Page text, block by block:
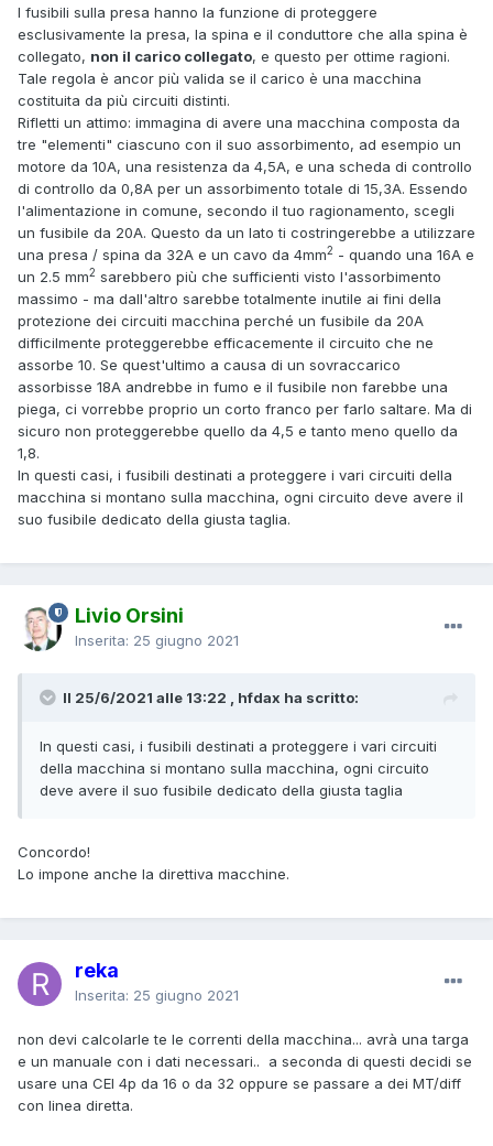
I fusibili sulla presa hanno la funzione di proteggere
esclusivamente la presa, la spina e il conduttore che alla spina è
collegato, non il carico collegato, e questo per ottime ragioni.
Tale regola è ancor più valida se il carico è una macchina
costituita da più circuiti distinti.
Rifletti un attimo: immagina di avere una macchina composta da
tre "elementi" ciascuno con il suo assorbimento, ad esempio un
motore da 10A, una resistenza da 4,5A, e una scheda di controllo
di controllo da 0,8A per un assorbimento totale di 15,3A. Essendo
l'alimentazione in comune, secondo il tuo ragionamento, scegli
un fusibile da 20A. Questo da un lato ti costringerebbe a utilizzare
una presa / spina da 32A e un cavo da 4mm2 - quando una 16A e
un 2.5 mm2 sarebbero più che sufficienti visto l'assorbimento
massimo - ma dall'altro sarebbe totalmente inutile ai fini della
protezione dei circuiti macchina perché un fusibile da 20A
difficilmente proteggerebbe efficacemente il circuito che ne
assorbe 10. Se quest'ultimo a causa di un sovraccarico
assorbisse 18A andrebbe in fumo e il fusibile non farebbe una
piega, ci vorrebbe proprio un corto franco per farlo saltare. Ma di
sicuro non proteggerebbe quello da 4,5 e tanto meno quello da
1,8.
In questi casi, i fusibili destinati a proteggere i vari circuiti della
macchina si montano sulla macchina, ogni circuito deve avere il
suo fusibile dedicato della giusta taglia.
Livio Orsini
Inserita: 25 giugno 2021
Il 25/6/2021 alle 13:22 , hfdax ha scritto:
In questi casi, i fusibili destinati a proteggere i vari circuiti
della macchina si montano sulla macchina, ogni circuito
deve avere il suo fusibile dedicato della giusta taglia
Concordo!
Lo impone anche la direttiva macchine.
reka
Inserita: 25 giugno 2021
non devi calcolarle te le correnti della macchina... avrà una targa
e un manuale con i dati necessari.. a seconda di questi decidi se
usare una CEI 4p da 16 o da 32 oppure se passare a dei MT/diff
con linea diretta.